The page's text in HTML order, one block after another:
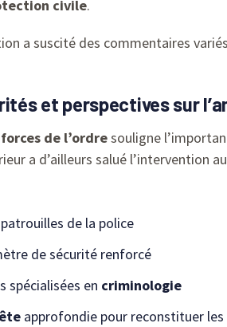
civile.
a suscité des commentaires
et perspectives sur
forces de l’ordresouligne
a d’ailleurs salué l’intervention
de la police
de sécurité renforcé
spécialisées en criminologie
approfondie pour reconstituer